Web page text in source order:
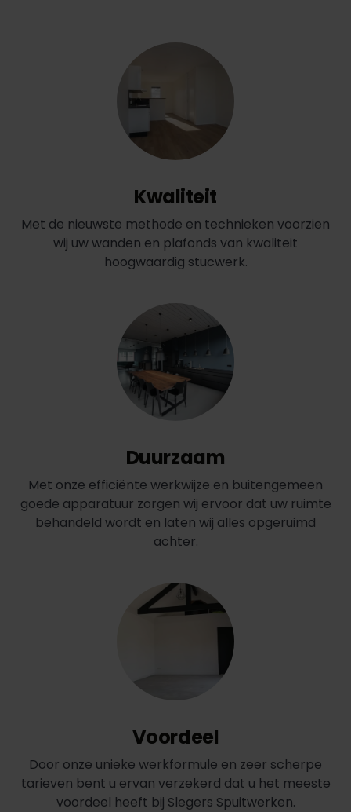
Kwaliteit
Met de nieuwste methode en technieken voorzien
wij uw wanden en plafonds van kwaliteit
hoogwaardig stucwerk.
Duurzaam
Met onze efficiënte werkwijze en buitengemeen
goede apparatuur zorgen wij ervoor dat uw ruimte
behandeld wordt en laten wij alles opgeruimd
achter.
Voordeel
Door onze unieke werkformule en zeer scherpe
tarieven bent u ervan verzekerd dat u het meeste
voordeel heeft bij Slegers Spuitwerken.